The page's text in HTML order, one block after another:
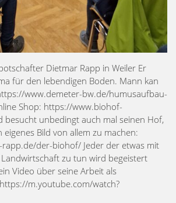
Dietmar Rapp in Weiler Er
für den lebendigen Boden. Mann kan
www.demeter-bw.de/humusaufbau-
Shop: https://www.biohof-
besucht unbedingt auch mal seinen Hof,
Bild von allem zu machen:
der-biohof/ Jeder der etwas mit
zu tun wird begeistert
Video über seine Arbeit als
m.youtube.com/watch?